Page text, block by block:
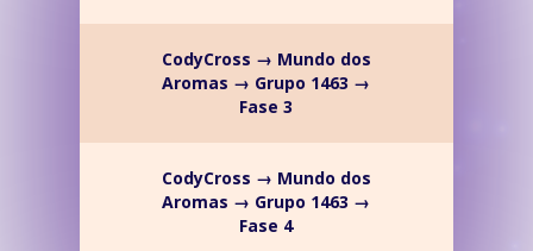
CodyCross → Mundo dos
Aromas → Grupo 1463 →
Fase 3
CodyCross → Mundo dos
Aromas → Grupo 1463 →
Fase 4